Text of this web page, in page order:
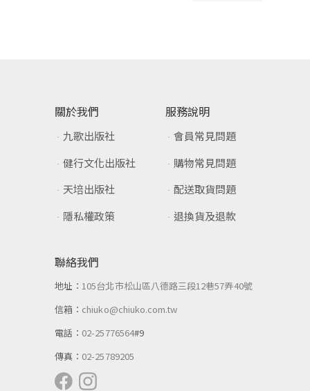
關於我們
九歌出版社
健行文化出版社
天培出版社
隱私權政策
服務說明
會員常見問題
購物常見問題
配送取貨問題
退換貨及退款
聯絡我們
地址：105台北市松山區八德路三段12巷57弄40號
信箱： chiuko@chiuko.com.tw
電話： 02-25776564#9
傳真： 02-25789205